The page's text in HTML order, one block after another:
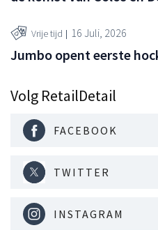
Vrije tijd 16 Juli, 2026
Jumbo opent eerste
Volg RetailDetail
FACEBOOK
TWITTER
INSTAGRAM